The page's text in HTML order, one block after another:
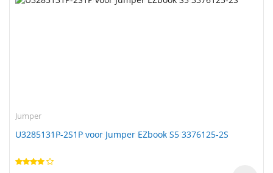
Jumper
U3285131P-2S1P voor Jumper EZbook S5 3376125-2S